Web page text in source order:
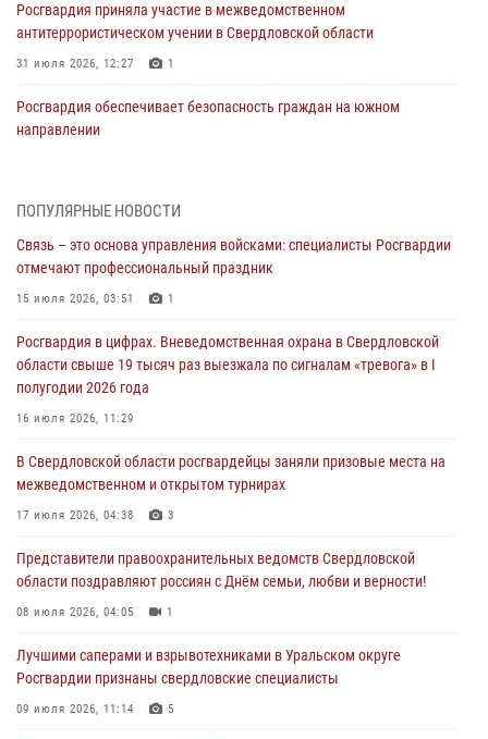
Росгвардия приняла участие в межведомственном
антитеррористическом учении в Свердловской области
31 июля 2026, 12:27 1
Росгвардия обеспечивает безопасность граждан на южном
направлении
Представитель Управления Росгвардии по Свердловской области
«Телекон»
30 июля 2026, 11:33
спартакиады «Динамо» памяти погибшего офицера милиции
Православные священники поддержали росгвардейцев в зоне СВО
Свердловские росгвардейцы завоевали медали на окружном
чемпионате по комплексному единоборству
ПОПУЛЯРНЫЕ НОВОСТИ
Связь – это основа управления войсками: специалисты Росгвардии
отмечают профессиональный праздник
15 июля 2026, 03:51 1
Росгвардия в цифрах. Вневедомственная охрана в Свердловской
области свыше 19 тысяч раз выезжала по сигналам «тревога» в I
полугодии 2026 года
16 июля 2026, 11:29
В Свердловской области росгвардейцы заняли призовые места на
межведомственном и открытом турнирах
17 июля 2026, 04:38 3
Представители правоохранительных ведомств Свердловской
области поздравляют россиян с Днём семьи, любви и верности!
08 июля 2026, 04:05 1
Лучшими саперами и взрывотехниками в Уральском округе
Росгвардии признаны свердловские специалисты
09 июля 2026, 11:14 5